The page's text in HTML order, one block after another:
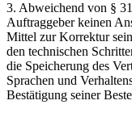
3. Abweichend von §
Auftraggeber keinen
Mittel zur Korrektur
den technischen
die Speicherung des
Sprachen und
Bestätigung seiner